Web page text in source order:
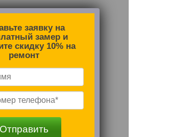
заявку на
замер и
скидку 10% на
ремонт
Отправить